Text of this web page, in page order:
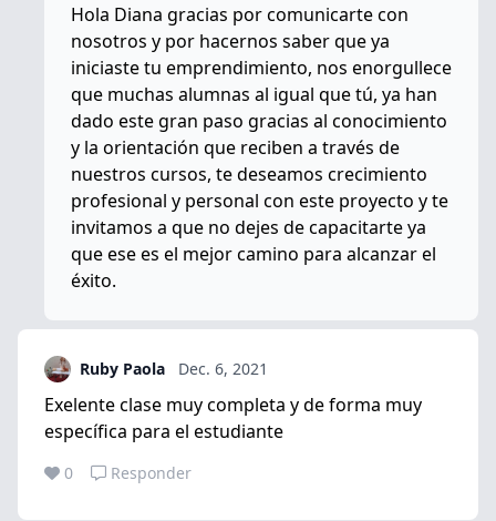
Hola Diana gracias por comunicarte con
nosotros y por hacernos saber que ya
iniciaste tu emprendimiento, nos enorgullece
que muchas alumnas al igual que tú, ya han
dado este gran paso gracias al conocimiento
y la orientación que reciben a través de
nuestros cursos, te deseamos crecimiento
profesional y personal con este proyecto y te
invitamos a que no dejes de capacitarte ya
que ese es el mejor camino para alcanzar el
éxito.
Ruby Paola Dec. 6, 2021
Exelente clase muy completa y de forma muy
específica para el estudiante
0 Responder